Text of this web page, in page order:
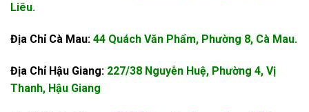
Liêu.
Địa Chỉ Cà Mau: 44 Quách Văn Phẩm, Phường 8, Cà Mau.
Địa Chỉ Hậu Giang: 227/38 Nguyễn Huệ, Phường 4, Vị
Thanh, Hậu Giang